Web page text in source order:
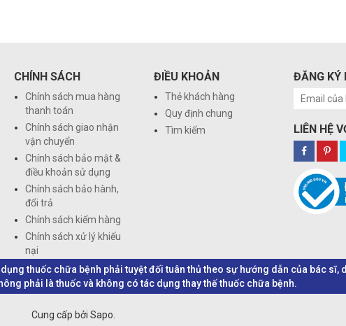
CHÍNH SÁCH
Chính sách mua hàng
thanh toán
Chính sách giao nhận
vận chuyển
Chính sách bảo mật &
điều khoản sử dụng
Chính sách bảo hành,
đổi trả
Chính sách kiểm hàng
Chính sách xử lý khiếu
nại
ĐIỀU KHOẢN
Thẻ khách hàng
Quy định chung
Tìm kiếm
ĐĂNG KÝ
LIÊN HỆ
thuốc chữa bệnh phải tuyệt đối tuân thủ theo sự hướng dẫn của bác
phải là thuốc và không có tác dụng thay thế thuốc chữa bệnh.
Cung cấp bởi Sapo.